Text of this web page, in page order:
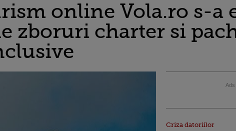
online Vola.ro s-a
zboruri charter si
Criza datoriilor